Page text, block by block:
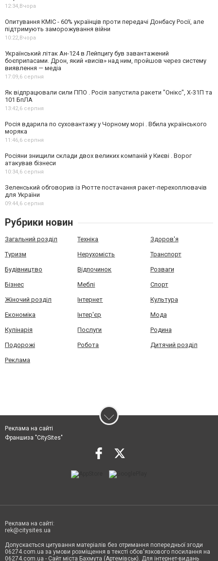
12:34,Вчора
Опитування КМІС - 60% українців проти передачі Донбасу Росії, але
підтримують заморожування війни
10:22,Вчора
Український літак Ан-124 в Лейпцигу був завантажений
боєприпасами. Дрон, який «висів» над ним, пройшов через систему
виявлення — медіа
17:09,6 серпня
Як відпрацювали сили ППО . Росія запустила ракети "Онікс", Х-31П та
101 БпЛА
13:42,6 серпня
Росія вдарила по суховантажу у Чорному морі . Вбила українського
моряка
11:46,6 серпня
Росіяни знищили склади двох великих компаній у Києві . Ворог
атакував бізнеси
10:34,6 серпня
Зеленський обговорив із Рютте постачання ракет-перехоплювачів
для України
09:44,6 серпня
Рубрики новин
Загальний розділ Техніка Здоров'я
Туризм Нерухомість Транспорт
Будівництво Відпочинок Розваги
Бізнес Меблі Спорт
Жіночий розділ Інтернет Культура
Економіка Інтер'єр Мода
Кулінарія Послуги Родина
Подорожі Робота Дитячий розділ
Реклама
Реклама на сайті
Франшиза "CitySites"
Реклама на сайті:
rek@citysites.ua
Допускається цитування матеріалів без отримання попередньої згоди
06274.com.ua за умови розміщення в тексті обов'язкового посилання на
06274.com.ua - Сайт міста Бахмута (Артемівськ). Для інтернет-видань